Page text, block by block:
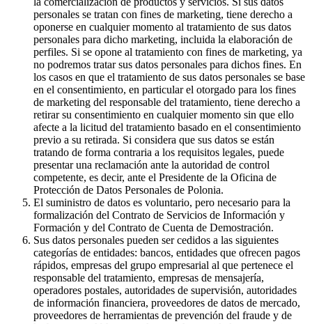
personales se tratan con fines de marketing, tiene derecho a
oponerse en cualquier momento al tratamiento de sus datos
personales para dicho marketing, incluida la elaboración de
perfiles. Si se opone al tratamiento con fines de marketing, ya
no podremos tratar sus datos personales para dichos fines. En
los casos en que el tratamiento de sus datos personales se base
en el consentimiento, en particular el otorgado para los fines
de marketing del responsable del tratamiento, tiene derecho a
retirar su consentimiento en cualquier momento sin que ello
afecte a la licitud del tratamiento basado en el consentimiento
previo a su retirada. Si considera que sus datos se están
tratando de forma contraria a los requisitos legales, puede
presentar una reclamación ante la autoridad de control
competente, es decir, ante el Presidente de la Oficina de
Protección de Datos Personales de Polonia.
El suministro de datos es voluntario, pero necesario para la
formalización del Contrato de Servicios de Información y
Formación y del Contrato de Cuenta de Demostración.
Sus datos personales pueden ser cedidos a las siguientes
categorías de entidades: bancos, entidades que ofrecen pagos
rápidos, empresas del grupo empresarial al que pertenece el
responsable del tratamiento, empresas de mensajería,
operadores postales, autoridades de supervisión, autoridades
de información financiera, proveedores de datos de mercado,
proveedores de herramientas de prevención del fraude y de